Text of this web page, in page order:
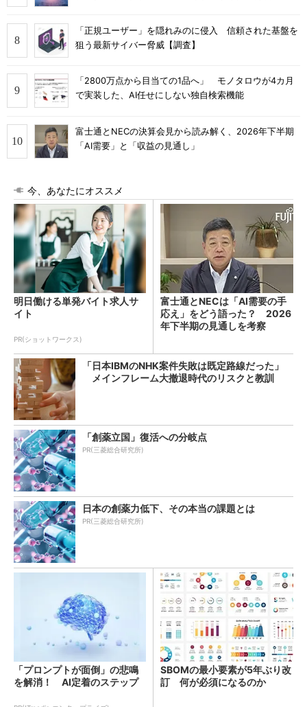
「正規ユーザー」を隠れみのに侵入 信頼された基盤を
狙う最新サイバー脅威【調査】
「2800万点から目当ての1品へ」 モノタロウが4カ月
で実装した、AI任せにしない独自検索機能
富士通とNECの決算会見から読み解く、2026年下半期
「AI需要」と「収益の見通し」
今、あなたにオススメ
明日働ける単発バイト求人サ
イト
PR(ショットワークス)
富士通とNECは「AI需要の手
応え」をどう語った？ 2026
年下半期の見通しを考察
「日本IBMのNHK案件失敗は既定路線だった」
メインフレーム大撤退時代のリスクと教訓
「創薬立国」復活への分岐点
PR(三菱総合研究所)
日本の創薬力低下、その本当の課題とは
PR(三菱総合研究所)
「プロンプトが面倒」の悲鳴
を解消！ AI定着のステップ
SBOMの最小要素が5年ぶり改
訂 何が必須になるのか